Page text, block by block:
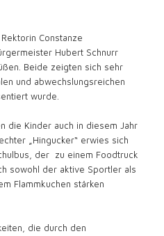
Constanze
Hubert Schnurr
Beide zeigten sich sehr
und abwechslungsreichen
wurde.
die Kinder auch in diesem Jahr
„Hingucker“ erwies sich
der zu einem Foodtruck
sowohl der aktive Sportler als
Flammkuchen stärken
die durch den